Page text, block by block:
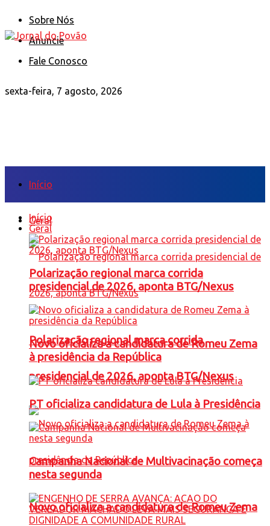
Sobre Nós
Anuncie
Fale Conosco
sexta-feira, 7 agosto, 2026
Início
Geral
Polarização regional marca corrida
presidencial de 2026, aponta BTG/Nexus
Novo oficializa a candidatura de Romeu Zema
Início
Geral
Polarização regional marca corrida
presidencial de 2026, aponta BTG/Nexus
Novo oficializa a candidatura de Romeu Zema
à presidência da República
PT oficializa candidatura de Lula à Presidência
Campanha Nacional de Multivacinação começa
nesta segunda